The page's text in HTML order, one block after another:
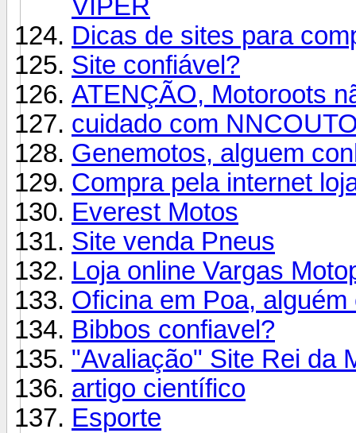
VIPER
Dicas de sites para
Site confiável?
ATENÇÃO, Motoroots
cuidado com
Genemotos, alguem
Compra pela internet
Everest Motos
Site venda Pneus
Loja online Vargas
Oficina em Poa,
Bibbos confiavel?
"Avaliação" Site Rei da
artigo científico
Esporte